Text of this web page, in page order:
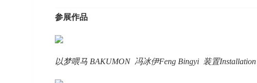
参展作品
以梦喂马 BAKUMON 冯冰伊Feng Bingyi 装置